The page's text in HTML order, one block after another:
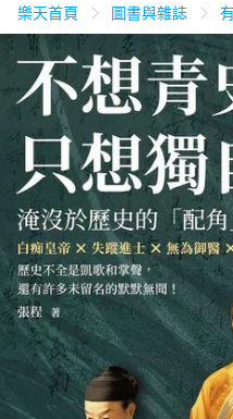
天天免運 美食蛋糕
居家生活 3C家電
女裝 男裝
日本購物 電子/紙本書
樂天首頁 圖書與雜誌